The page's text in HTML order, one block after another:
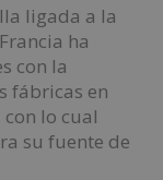
ligada a la
ha
con la
fábricas en
lo cual
su fuente de